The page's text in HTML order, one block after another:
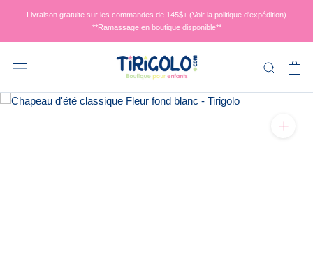
contenu
Livraison gratuite sur les commandes de 145$+ (Voir la politique d'expédition)
**Ramassage en boutique disponible**